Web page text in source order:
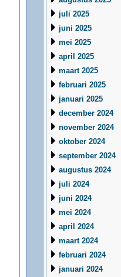
juli 2025
juni 2025
mei 2025
april 2025
maart 2025
februari 2025
januari 2025
december 2024
november 2024
oktober 2024
september 2024
augustus 2024
juli 2024
juni 2024
mei 2024
april 2024
maart 2024
februari 2024
januari 2024